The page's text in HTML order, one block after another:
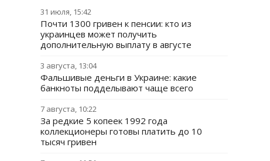
31 июля, 15:42
Почти 1300 гривен к пенсии: кто из
украинцев может получить
дополнительную выплату в августе
3 августа, 13:04
Фальшивые деньги в Украине: какие
банкноты подделывают чаще всего
7 августа, 10:22
За редкие 5 копеек 1992 года
коллекционеры готовы платить до 10
тысяч гривен